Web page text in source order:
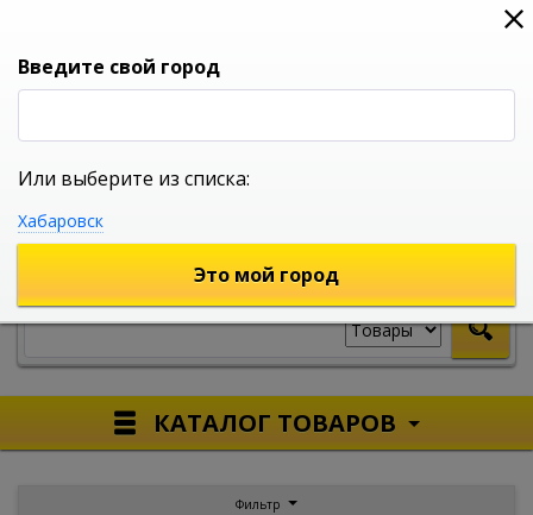
0
УНИВЕРСАЛЬНЫЙ ИНТЕРНЕТ МАГАЗИН
КАТАЛОГ ТОВАРОВ
Фильтр
Введите свой город
Или выберите из списка:
Хабаровск
Это мой город